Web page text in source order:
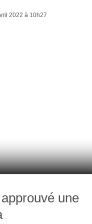
2022 à 10h27
une